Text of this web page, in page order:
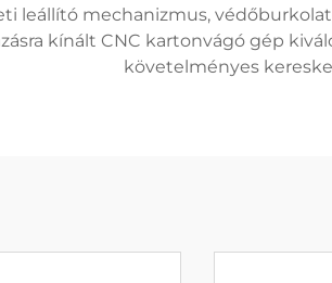
leállító mechanizmus,
kínált CNC kartonvágó gép
követelményes